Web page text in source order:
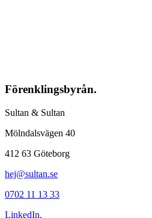
Förenklingsbyrån.
Sultan & Sultan
Mölndalsvägen 40
412 63 Göteborg
hej@sultan.se
0702 11 13 33
LinkedIn.